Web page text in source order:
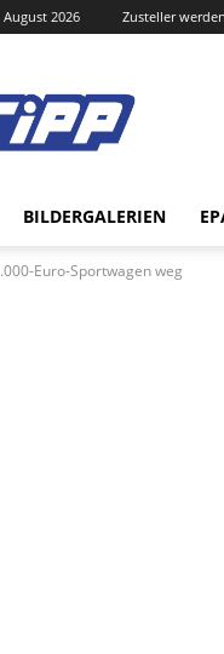
August 2026 Zusteller werden
BILDERGALERIEN
Euro-Sportwagen weg